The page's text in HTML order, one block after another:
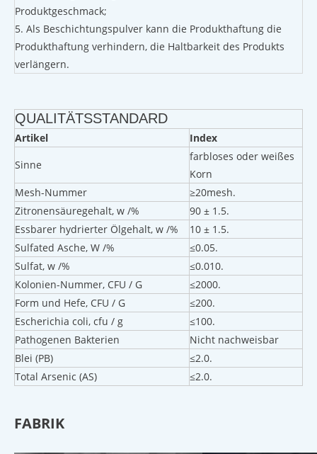
Produktgeschmack;
5. Als Beschichtungspulver kann die Produkthaftung die
Produkthaftung verhindern, die Haltbarkeit des Produkts
verlängern.
QUALITÄTSSTANDARD
Artikel
Index
Sinne
farbloses oder weißes
Korn
Mesh-Nummer
≥20mesh.
Zitronensäuregehalt, w /%
90 ± 1.5.
Essbarer hydrierter Ölgehalt, w /%
10 ± 1.5.
Sulfated Asche, W /%
≤0.05.
Sulfat, w /%
≤0.010.
Kolonien-Nummer, CFU / G
≤2000.
Form und Hefe, CFU / G
≤200.
Escherichia coli, cfu / g
≤100.
Pathogenen Bakterien
Nicht nachweisbar
Blei (PB)
≤2.0.
Total Arsenic (AS)
≤2.0.
FABRIK